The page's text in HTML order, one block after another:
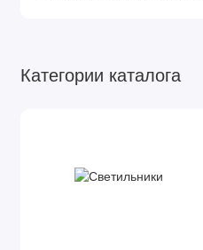
Категории каталога